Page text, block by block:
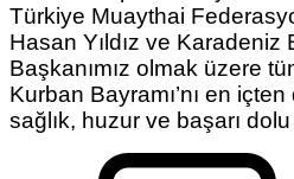
Türkiye Muaythai
Hasan Yıldız ve Karadeniz
Başkanımız olmak üzere
Kurban Bayramı’nı en
sağlık, huzur ve başarı